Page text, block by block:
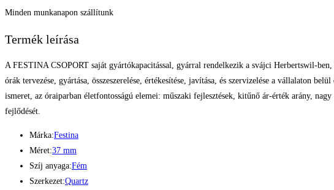
Minden munkanapon szállítunk
Termék leírása
A FESTINA CSOPORT saját gyártókapacitással, gyárral rendelkezik a svájci Herbertswil-
órák tervezése, gyártása, összeszerelése, értékesítése, javítása, és szervizelése a vállalaton
ismeret, az óraiparban életfontosságú elemei: műszaki fejlesztések, kitűnő ár-érték arány,
fejlődését.
Márka:Festina
Méret:37 mm
Szíj anyaga:Fém
Szerkezet:Quartz